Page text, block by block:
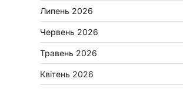
Липень 2026
Червень 2026
Травень 2026
Квітень 2026